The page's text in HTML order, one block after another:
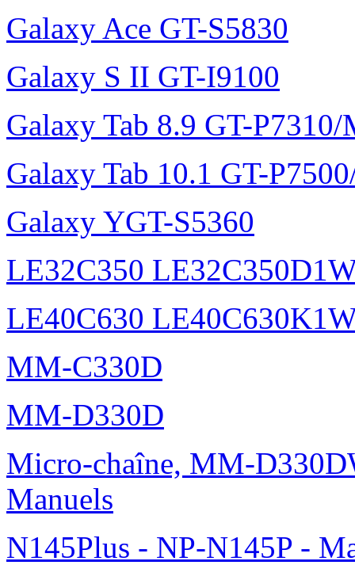
Galaxy Ace GT-S5830
Galaxy S II GT-I9100
Galaxy Tab 8.9 GT-P7310/
Galaxy Tab 10.1 GT-
Galaxy YGT-S5360
LE32C350
LE40C630
MM-C330D
MM-D330D
Micro-chaîne, MM-
Manuels
N145Plus - NP-N145P -